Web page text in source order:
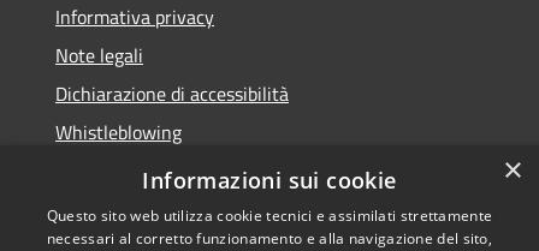
Informativa privacy
Note legali
Dichiarazione di accessibilità
Whistleblowing
Piano di miglioramento dei servizi
×
Informazioni sui cookie
Questo sito web utilizza cookie tecnici e assimilati strettamente
necessari al corretto funzionamento e alla navigazione del sito,